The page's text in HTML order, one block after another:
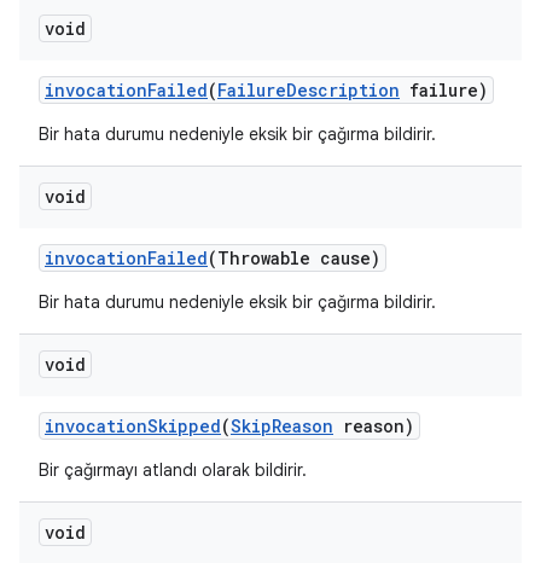
void
invocationFailed(FailureDescription failure)
Bir hata durumu nedeniyle eksik bir çağırma bildirir.
void
invocationFailed(Throwable cause)
Bir hata durumu nedeniyle eksik bir çağırma bildirir.
void
invocationSkipped(SkipReason reason)
Bir çağırmayı atlandı olarak bildirir.
void